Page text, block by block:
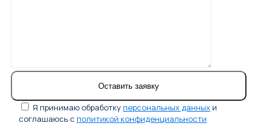
Я принимаю обработкуперсональных данных и
соглашаюсь с политикой конфиденциальности